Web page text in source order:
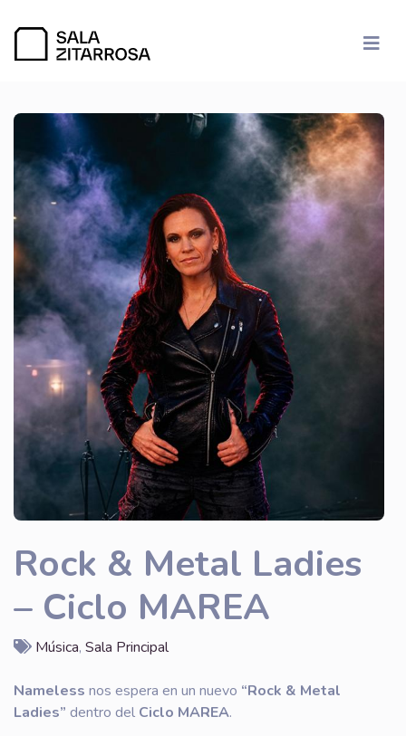
Rock & Metal Ladies
– Ciclo MAREA
Música, Sala Principal
Nameless nos espera en un nuevo “Rock & Metal
Ladies” dentro del Ciclo MAREA.